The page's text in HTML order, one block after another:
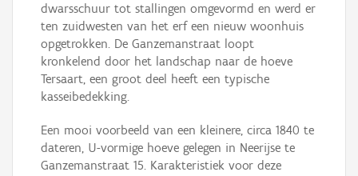
dwarsschuur tot stallingen omgevormd en werd er
ten zuidwesten van het erf een nieuw woonhuis
opgetrokken. De Ganzemanstraat loopt
kronkelend door het landschap naar de hoeve
Tersaart, een groot deel heeft een typische
kasseibedekking.
Een mooi voorbeeld van een kleinere, circa 1840 te
dateren, U-vormige hoeve gelegen in Neerijse te
Ganzemanstraat 15. Karakteristiek voor deze